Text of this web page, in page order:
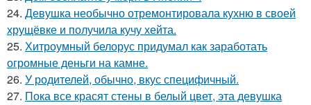
24. Девушка необычно отремонтировала кухню в своей
хрущёвке и получила кучу хейта.
25. Хитроумный белорус придумал как заработать
огромные деньги на камне.
26. У родителей, обычно, вкус специфичный.
27. Пока все красят стены в белый цвет, эта девушка